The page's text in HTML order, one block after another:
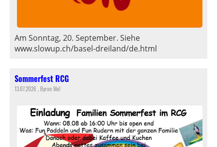
Am Sonntag, 20. September. Siehe
www.slowup.ch/basel-dreiland/de.html
Sommerfest RCG
13.07.2026 , Byron Mel